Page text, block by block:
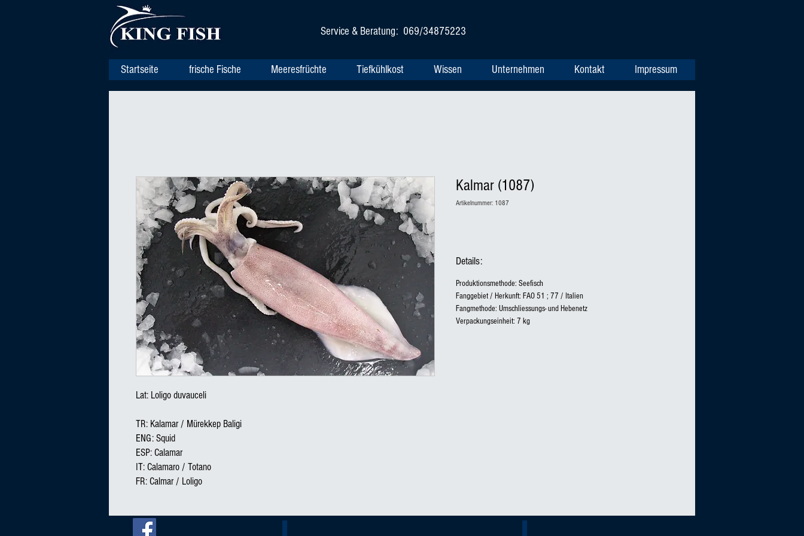
Startseite frische Fische Meeresfrüchte Tiefkühlkost Wissen Unternehmen Kontakt Impressum
Service & Beratung: 069/34875223
Lat: Loligo duvauceli
TR: Kalamar / Mürekkep Baligi
ENG: Squid
ESP: Calamar
IT: Calamaro / Totano
FR: Calmar / Loligo
Kalmar (1087)
Artikelnummer: 1087
Details:
Produktionsmethode: Seefisch
Fanggebiet / Herkunft: FAO 51 ; 77 / Italien
Fangmethode: Umschliessungs- und Hebenetz
Verpackungseinheit: 7 kg